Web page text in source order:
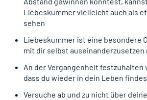
Liebeskummer vielleicht auch als
sehen
Liebeskummer ist eine besondere
mit dir selbst
An der Vergangenheit
dass du wieder in dein Leben
Versuche ab und zu nicht über